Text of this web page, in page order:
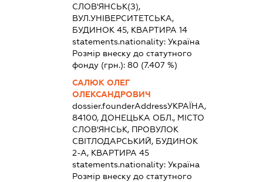
СЛОВ'ЯНСЬК(З),
ВУЛ.УНІВЕРСИТЕТСЬКА,
БУДИНОК 45, КВАРТИРА 14
statements.nationality:Україна
Розмір внеску до статутного
фонду (грн.):80 (7.407 %)
САЛЮК ОЛЕГ
ОЛЕКСАНДРОВИЧ
dossier.founderAddressУКРАЇНА,
84100, ДОНЕЦЬКА ОБЛ., МІСТО
СЛОВ'ЯНСЬК, ПРОВУЛОК
СВІТЛОДАРСЬКИЙ, БУДИНОК
2-А, КВАРТИРА 45
statements.nationality:Україна
Розмір внеску до статутного